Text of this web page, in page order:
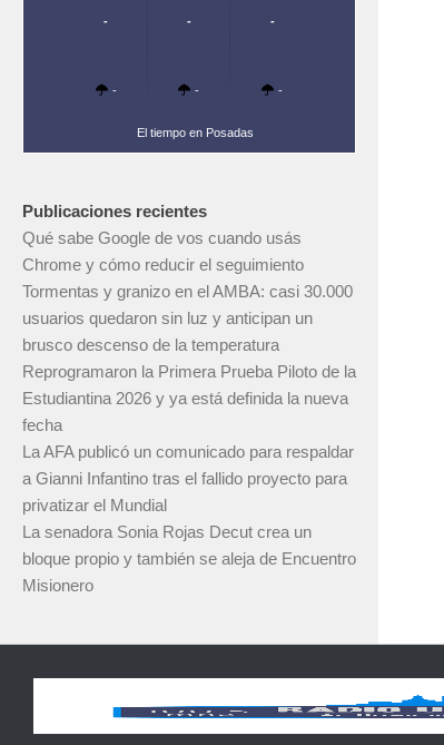
-
-
-
-
-
-
El tiempo en Posadas
Publicaciones recientes
Qué sabe Google de vos cuando usás
Chrome y cómo reducir el seguimiento
Tormentas y granizo en el AMBA: casi 30.000
usuarios quedaron sin luz y anticipan un
brusco descenso de la temperatura
Reprogramaron la Primera Prueba Piloto de la
Estudiantina 2026 y ya está definida la nueva
fecha
La AFA publicó un comunicado para respaldar
a Gianni Infantino tras el fallido proyecto para
privatizar el Mundial
La senadora Sonia Rojas Decut crea un
bloque propio y también se aleja de Encuentro
Misionero